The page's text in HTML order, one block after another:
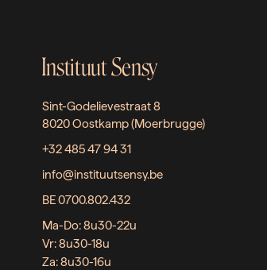
Instituut Sensy
Sint-Godelievestraat 8
8020 Oostkamp (Moerbrugge)
+32 485 47 94 31
info@instituutsensy.be
BE 0700.802.432
Ma-Do: 8u30-22u
Vr: 8u30-18u
Za: 8u30-16u